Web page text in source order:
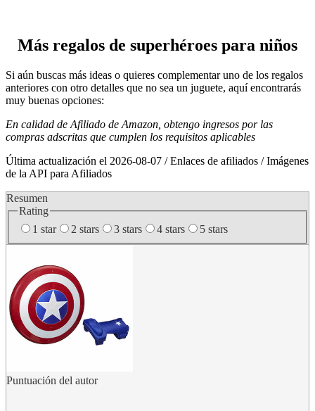
Más regalos de superhéroes para niños
Si aún buscas más ideas o quieres complementar uno de los regalos
anteriores con otro detalles que no sea un juguete, aquí encontrarás
muy buenas opciones:
En calidad de Afiliado de Amazon, obtengo ingresos por las
compras adscritas que cumplen los requisitos aplicables
Última actualización el 2026-08-07 / Enlaces de afiliados / Imágenes
de la API para Afiliados
Resumen
Rating
1 star
2 stars 3 stars 4 stars 5 stars
Puntuación del autor